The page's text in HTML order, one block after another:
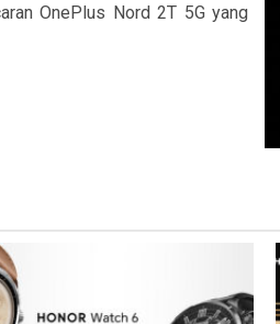
OnePlus Nord 2T 5G yang